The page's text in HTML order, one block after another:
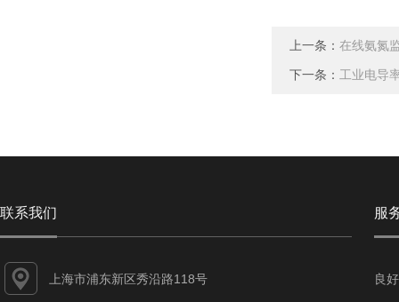
上一条： 在线氨氮
下一条： 工业电导
联系我们
上海市浦东新区秀沿路118号
服
良